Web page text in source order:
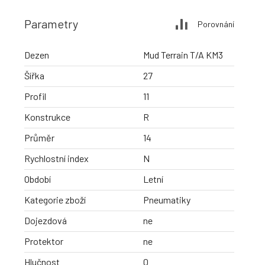
Parametry Porovnání
Dezen
Mud Terrain T/A KM3
Šířka
27
Profil
11
Konstrukce
R
Průměr
14
Rychlostní index
N
Období
Letní
Kategorie zboží
Pneumatiky
Dojezdová
ne
Protektor
ne
Hlučnost
0